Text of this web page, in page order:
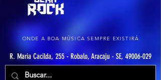
ONDE A BOA MÚSICA SEMPRE EXISTIRÁ
R. Maria Cacilda, 255 - Robalo, Aracaju - SE, 49006-029